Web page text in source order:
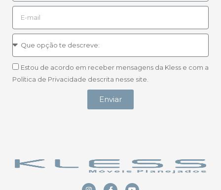
Estou de acordo em receber mensagens da Kless e com a
Política de Privacidade descrita nesse site.
Enviar